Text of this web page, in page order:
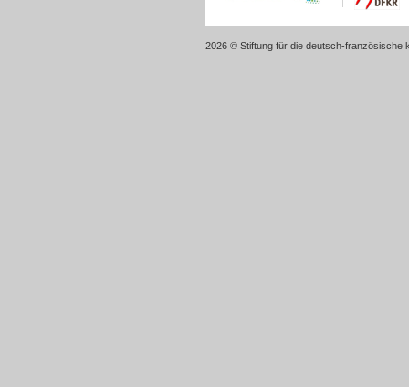
2026 © Stiftung für die deutsch-französische